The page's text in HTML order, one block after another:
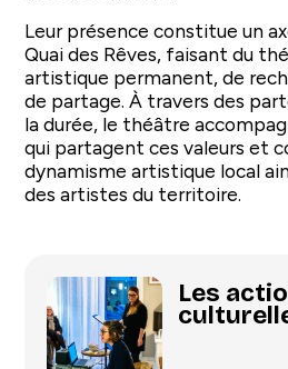
Leur présence constitue un
Quai des Rêves, faisant du
artistique permanent, de
de partage. À travers des
la durée, le théâtre
qui partagent ces valeurs et
dynamisme artistique local
des artistes du territoire.
Les